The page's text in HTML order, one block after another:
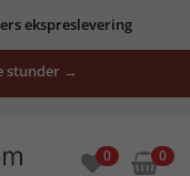
ekspreslevering
stunder →
0 0